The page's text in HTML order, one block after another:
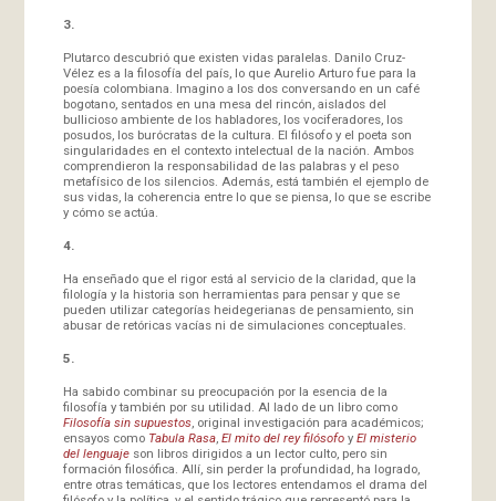
3.
Plutarco descubrió que existen vidas paralelas. Danilo Cruz-
Vélez es a la filosofía del país, lo que Aurelio Arturo fue para la
poesía colombiana. Imagino a los dos conversando en un café
bogotano, sentados en una mesa del rincón, aislados del
bullicioso ambiente de los habladores, los vociferadores, los
posudos, los burócratas de la cultura. El filósofo y el poeta son
singularidades en el contexto intelectual de la nación. Ambos
comprendieron la responsabilidad de las palabras y el peso
metafísico de los silencios. Además, está también el ejemplo de
sus vidas, la coherencia entre lo que se piensa, lo que se escribe
y cómo se actúa.
4.
Ha enseñado que el rigor está al servicio de la claridad, que la
filología y la historia son herramientas para pensar y que se
pueden utilizar categorías heidegerianas de pensamiento, sin
abusar de retóricas vacías ni de simulaciones conceptuales.
5.
Ha sabido combinar su preocupación por la esencia de la
filosofía y también por su utilidad. Al lado de un libro como
Filosofía sin supuestos, original investigación para académicos;
ensayos como Tabula Rasa, El mito del rey filósofoy El misterio
del lenguajeson libros dirigidos a un lector culto, pero sin
formación filosófica. Allí, sin perder la profundidad, ha logrado,
entre otras temáticas, que los lectores entendamos el drama del